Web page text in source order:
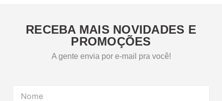
RECEBA MAIS NOVIDADES E
PROMOÇÕES
A gente envia por e-mail pra você!